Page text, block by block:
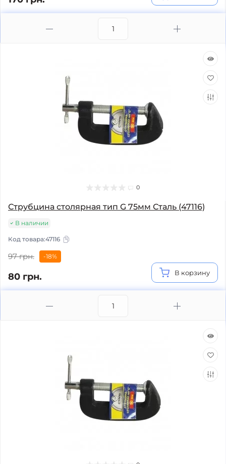
0
Струбцина столярная тип G 75мм Сталь (47116)
В наличии
Код товара:47116
97 грн. -18%
80 грн. В корзину